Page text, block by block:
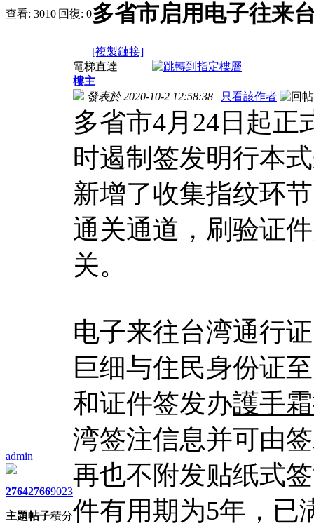
查看: 3010|回復: 0多省市启用电子往来
[複製鏈接]
admin
2764
主題
2766
帖子
9023
積分
電梯直達
樓主
發表於 2020-10-2 12:58:38 | 只看該作者
多省市4月24日起
时遏制签发明行本
新增了收集指纹环
通关通道，刷验证
关。
电子来往台湾通行
巨细与住民身份证
和证件签发办護手
湾签注信息并可由
再也不附发贴纸式
件有用期为5年，已